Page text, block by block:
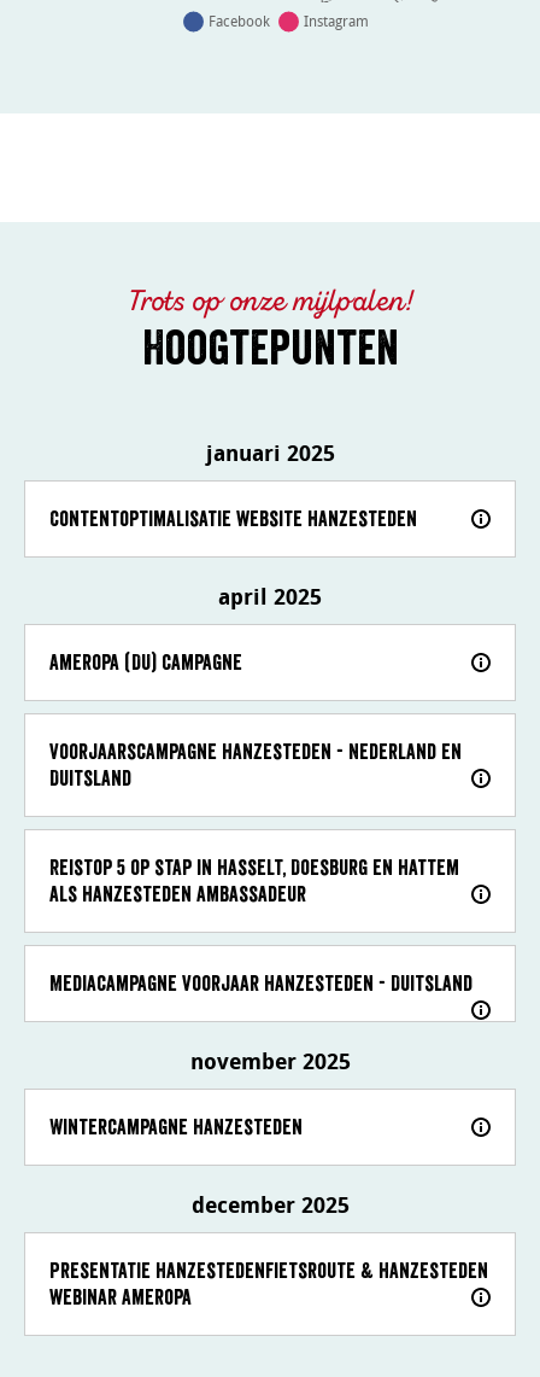
Trots op onze mijlpalen!
Hoogtepunten
januari 2025
Contentoptimalisatie website Hanzesteden
april 2025
Ameropa (DU) campagne
Voorjaarscampagne Hanzesteden - Nederland en
Duitsland
Reistop 5 op stap in Hasselt, Doesburg en Hattem
als Hanzesteden ambassadeur
Mediacampagne voorjaar Hanzesteden - Duitsland
november 2025
Wintercampagne Hanzesteden
december 2025
Presentatie Hanzestedenfietsroute & Hanzesteden
webinar Ameropa